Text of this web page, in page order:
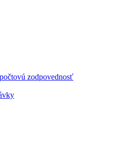
zodpovednosť